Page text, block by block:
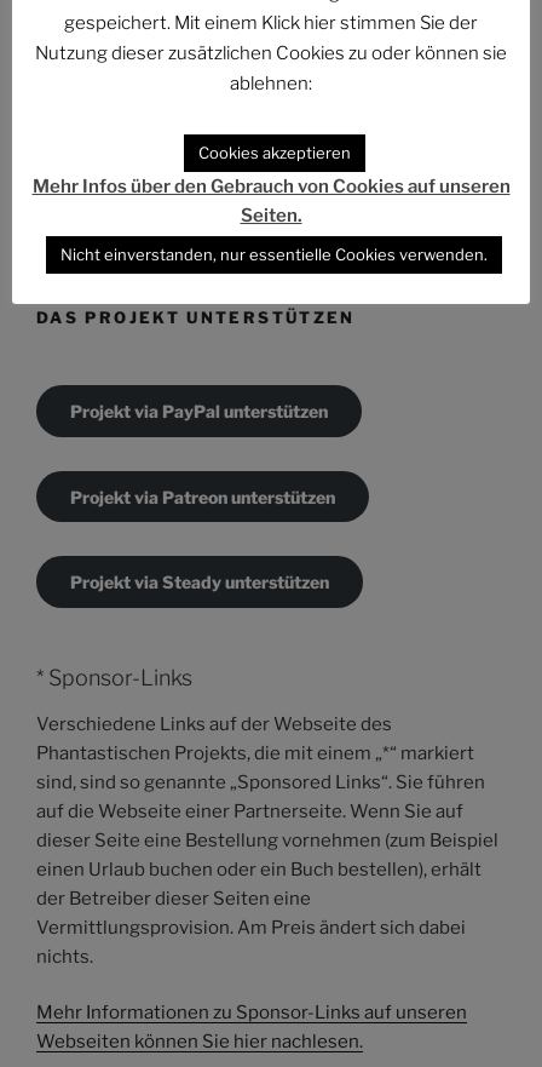
DAS PROJEKT UNTERSTÜTZEN
Projekt via PayPal unterstützen
Projekt via Patreon unterstützen
Projekt via Steady unterstützen
* Sponsor-Links
Verschiedene Links auf der Webseite des
Phantastischen Projekts, die mit einem „*“ markiert
sind, sind so genannte „Sponsored Links“. Sie führen
auf die Webseite einer Partnerseite. Wenn Sie auf
dieser Seite eine Bestellung vornehmen (zum Beispiel
einen Urlaub buchen oder ein Buch bestellen), erhält
der Betreiber dieser Seiten eine
Vermittlungsprovision. Am Preis ändert sich dabei
nichts.
Mehr Informationen zu Sponsor-Links auf unseren
Webseiten können Sie hier nachlesen.
gespeichert. Mit einem Klick hier stimmen Sie der
Nutzung dieser zusätzlichen Cookies zu oder können sie
ablehnen:
Cookies akzeptieren
Mehr Infos über den Gebrauch von Cookies auf unseren
Seiten.
Nicht einverstanden, nur essentielle Cookies verwenden.